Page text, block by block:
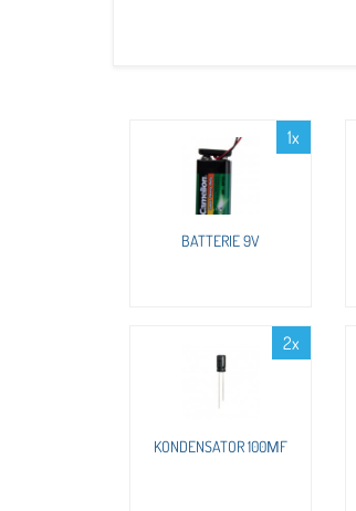
1x
BATTERIE 9V
2x
KONDENSATOR 100ΜF